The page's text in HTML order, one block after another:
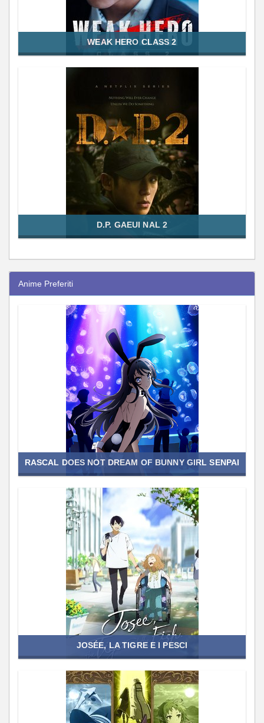
WEAK HERO CLASS 2
D.P. GAEUI NAL 2
Anime Preferiti
RASCAL DOES NOT DREAM OF BUNNY GIRL SENPAI
JOSÉE, LA TIGRE E I PESCI